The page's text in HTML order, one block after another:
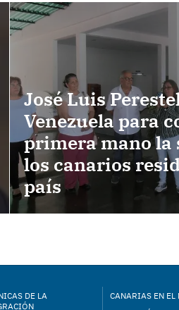
José Luis
Venezuela para
primera mano la
los canarios
país
DE LA
CANARIAS EN EL